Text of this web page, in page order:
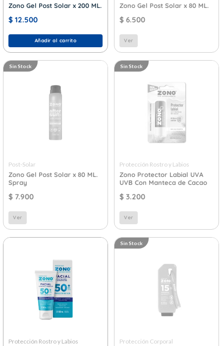
Zono Gel Post Solar x 200 ML.
$ 12.500
Añadir al carrito
Zono Gel Post Solar x 80 ML.
$ 6.500
Ver
Sin Stock
Post-Solar
Zono Gel Post Solar x 80 ML.
Spray
$ 7.900
Ver
Sin Stock
Protección Rostro y Labios
Zono Protector Labial UVA
UVB Con Manteca de Cacao
$ 3.200
Ver
Protección Rostro y Labios
Sin Stock
Protección Corporal